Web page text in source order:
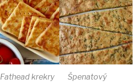
Fathead krekry
Špenatový